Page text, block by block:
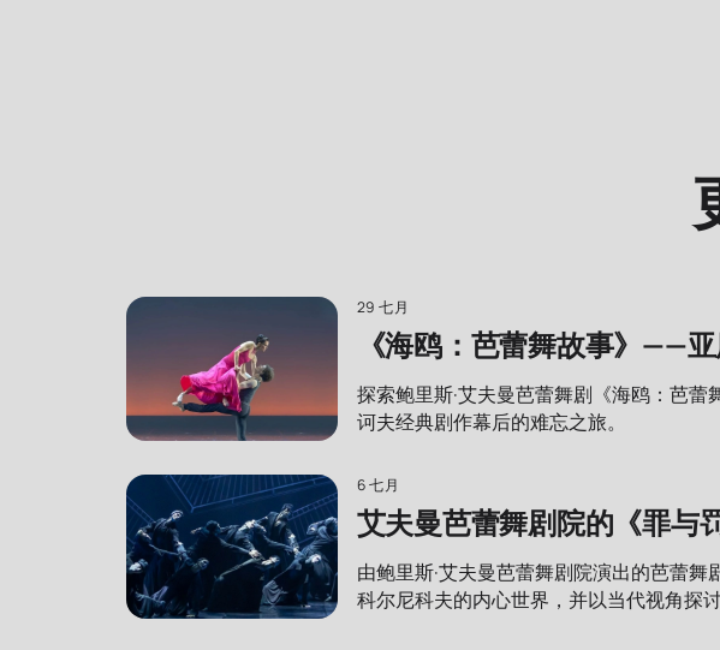
29 七月
《海鸥：芭蕾舞故事》——
探索鲍里斯·艾夫曼芭蕾舞剧《海鸥：芭
诃夫经典剧作幕后的难忘之旅。
6 七月
艾夫曼芭蕾舞剧院的《罪与
由鲍里斯·艾夫曼芭蕾舞剧院演出的芭蕾
科尔尼科夫的内心世界，并以当代视角探